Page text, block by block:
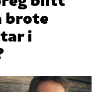
brote
i